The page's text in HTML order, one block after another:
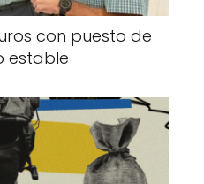
con puesto de
estable